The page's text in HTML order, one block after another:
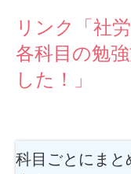
リンク「社
各科目の勉
した！」
科目ごとにまと